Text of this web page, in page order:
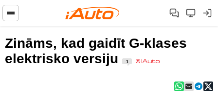
Zināms, kad gaidīt G-klases
elektrisko versiju
1